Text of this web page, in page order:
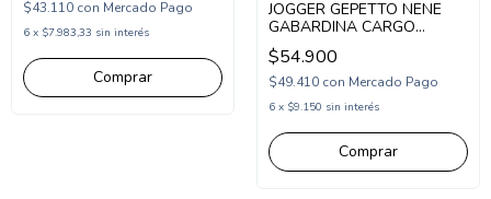
$43.110 con Mercado Pago
6 x $7.983,33 sin interés
Comprar
JOGGER GEPETTO NENE
GABARDINA CARGO
(GT297105)
$54.900
$49.410 con Mercado Pago
6 x $9.150 sin interés
Comprar